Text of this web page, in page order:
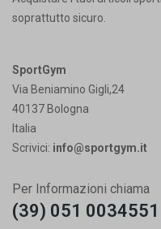
soprattutto sicuro.
SportGym
Via Beniamino Gigli,24
40137 Bologna
Italia
Scrivici: info@sportgym.it
Per Informazioni chiama
(39) 051 0034551